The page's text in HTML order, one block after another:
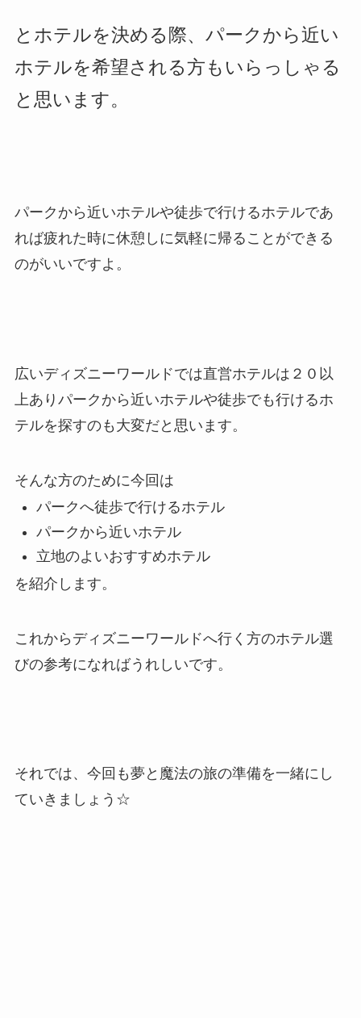
とホテルを決める際、パークから近い
ホテルを希望される方もいらっしゃる
と思います。
パークから近いホテルや徒歩で行けるホテルであ
れば疲れた時に休憩しに気軽に帰ることができる
のがいいですよ。
広いディズニーワールドでは直営ホテルは２０以
上ありパークから近いホテルや徒歩でも行けるホ
テルを探すのも大変だと思います。
そんな方のために今回は
パークへ徒歩で行けるホテル
パークから近いホテル
立地のよいおすすめホテル
を紹介します。
これからディズニーワールドへ行く方のホテル選
びの参考になればうれしいです。
それでは、今回も夢と魔法の旅の準備を一緒にし
ていきましょう☆